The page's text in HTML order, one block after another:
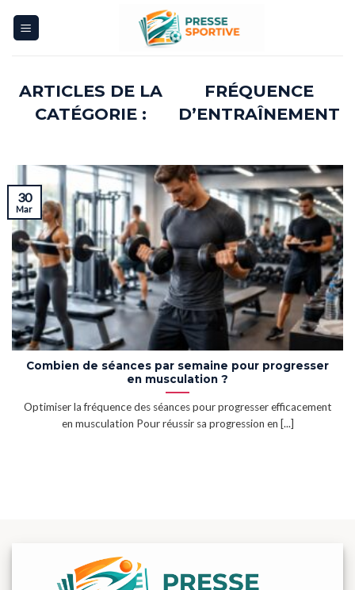
FRÉQUENCE
D’ENTRAÎNEMENT
Combien de séances par semaine pour progresser
en musculation ?
Optimiser la fréquence des séances pour progresser efficacement
en musculation Pour réussir sa progression en [...]
30
Mar